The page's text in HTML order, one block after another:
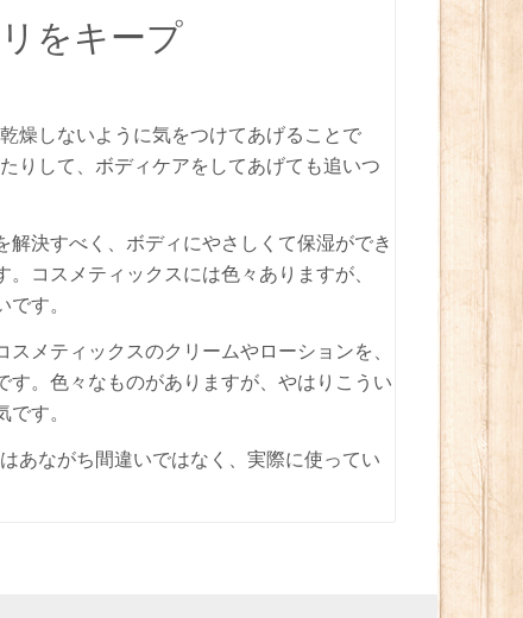
をキープ
燥しないように気をつけてあげることで
りして、ボディケアをしてあげても追いつ
解決すべく、ボディにやさしくて保湿ができ
コスメティックスには色々ありますが、
す。
メティックスのクリームやローションを、
す。色々なものがありますが、やはりこうい
す。
あながち間違いではなく、実際に使ってい